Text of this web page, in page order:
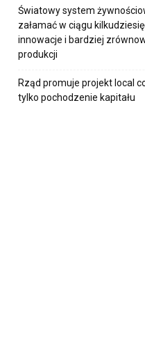
Światowy system
załamać w ciągu
innowacje i bardziej
produkcji
Rząd promuje projekt local
tylko pochodzenie kapitału